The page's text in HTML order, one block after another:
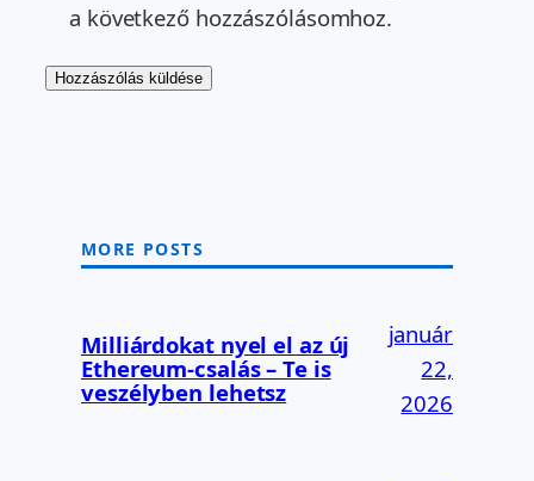
a következő hozzászólásomhoz.
MORE POSTS
Milliárdokat nyel el az új
Ethereum-csalás – Te is
veszélyben lehetsz
január
22,
2026